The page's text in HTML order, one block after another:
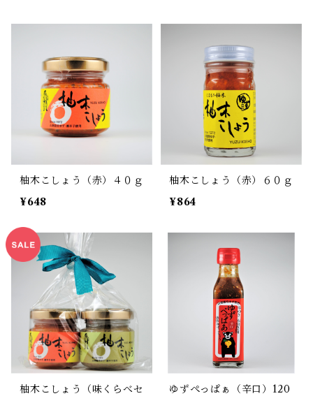
柚木こしょう（赤）４０ｇ
¥648
柚木こしょう（赤）６０ｇ
¥864
柚木こしょう（味くらべセ
ゆずぺっぱぁ（辛口）120